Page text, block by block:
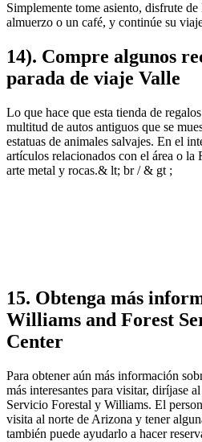
Simplemente tome asiento, disfrute
almuerzo o un café, y continúe su
14). Compre algunos
parada de viaje Valle
Lo que hace que esta tienda de
multitud de autos antiguos que se
estatuas de animales salvajes. En el
artículos relacionados con el área o la
arte metal y rocas.& lt; br / & gt ;
15. Obtenga más
Williams and Forest
Center
Para obtener aún más información
más interesantes para visitar, diríjase
Servicio Forestal y Williams. El
visita al norte de Arizona y tener
también puede ayudarlo a hacer